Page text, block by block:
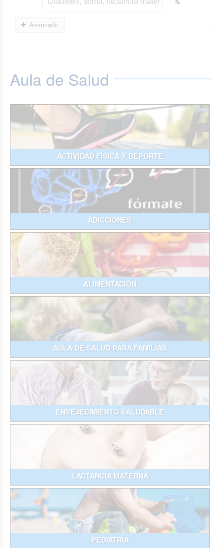
Avanzado
Aula de Salud
ACTIVIDAD FÍSICA Y DEPORTE
ADICCIONES
ALIMENTACIÓN
AULA DE SALUD PARA FAMILIAS
ENVEJECIMIENTO SALUDABLE
LACTANCIA MATERNA
PEDIATRÍA